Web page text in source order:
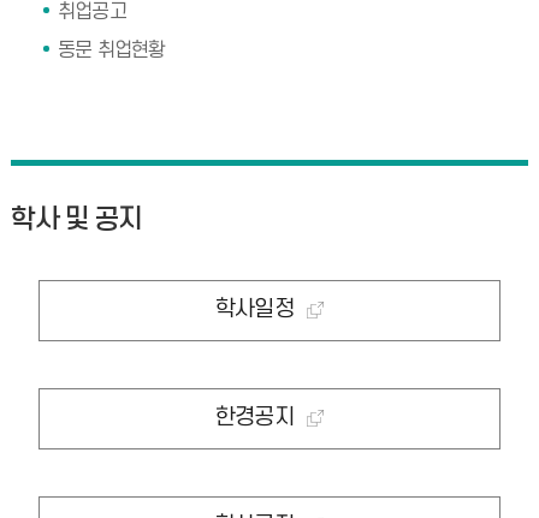
취업공고
동문 취업현황
학사 및 공지
학사일정
한경공지